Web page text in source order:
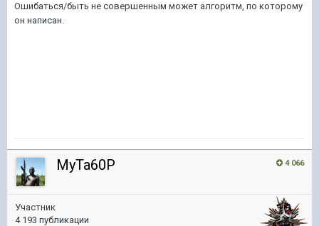
Ошибаться/быть не совершенным может алгоритм, по которому
он написан.
4 066
MyTa60P
Участник
4 193 публикации